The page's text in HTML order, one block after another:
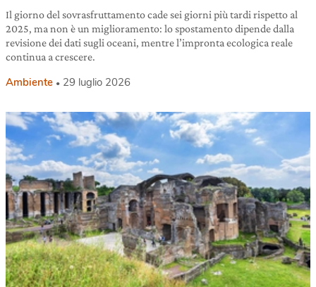
Il giorno del sovrasfruttamento cade sei giorni più tardi rispetto al
2025, ma non è un miglioramento: lo spostamento dipende dalla
revisione dei dati sugli oceani, mentre l’impronta ecologica reale
continua a crescere.
Ambiente 29 luglio 2026